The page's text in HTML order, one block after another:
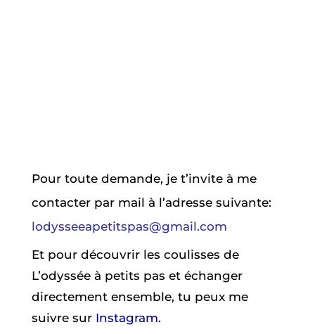
Pour toute demande, je t’invite à me
contacter par mail à l’adresse suivante:
lodysseeapetitspas@gmail.com
Et pour découvrir les coulisses de
L’odyssée à petits pas et échanger
directement ensemble, tu peux me
suivre sur Instagram.